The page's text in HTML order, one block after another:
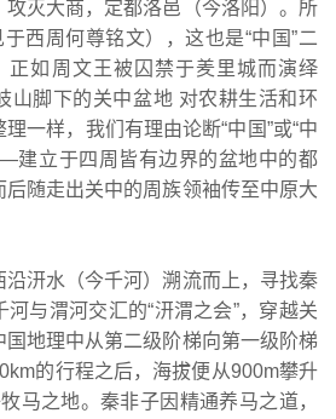
灭大商，定都洛邑（今洛阳）。所
西周何尊铭文），这也是“中国”二
正如周文王被囚禁于羑里城而演绎
山脚下的关中盆地 对农耕生活和环
一样，我们有理由论断“中国”或“中
建立于四周皆有边界的盆地中的都
随走出关中的周族领袖传至中原大
汧水（今千河）溯流而上，寻找秦
与渭河交汇的“汧渭之会”，穿越关
地理中从第二级阶梯向第一级阶梯
的行程之后，海拔便从900m攀升
马之地。秦非子因精通养马之道，